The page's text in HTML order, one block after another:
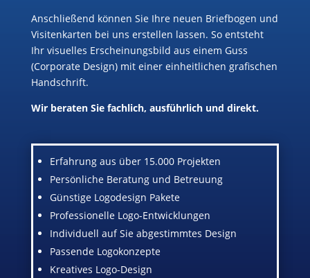
Anschließend können Sie Ihre neuen Briefbogen und
Visitenkarten bei uns erstellen lassen. So entsteht
Ihr visuelles Erscheinungsbild aus einem Guss
(Corporate Design) mit einer einheitlichen grafischen
Handschrift.
Wir beraten Sie fachlich, ausführlich und direkt.
Erfahrung aus über 15.000 Projekten
Persönliche Beratung und Betreuung
Günstige Logodesign Pakete
Professionelle Logo-Entwicklungen
Individuell auf Sie abgestimmtes Design
Passende Logokonzepte
Kreatives Logo-Design